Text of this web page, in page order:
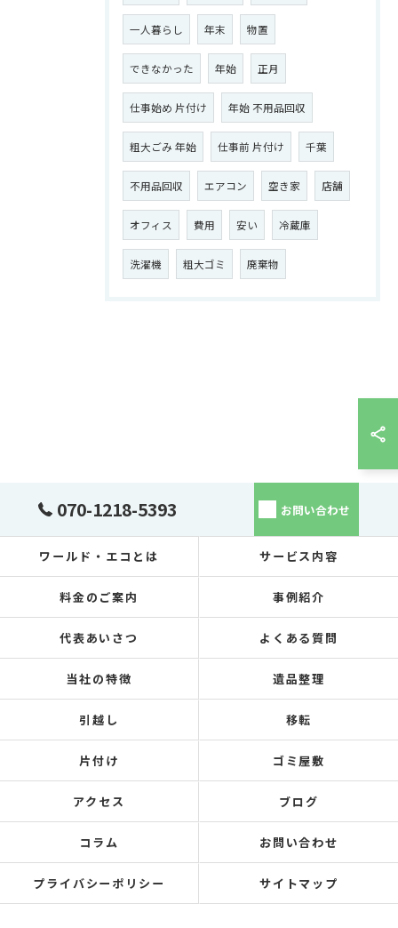
一人暮らし 年末 物置
できなかった 年始 正月
仕事始め 片付け 年始 不用品回収
粗大ごみ 年始 仕事前 片付け 千葉
不用品回収 エアコン 空き家 店舗
オフィス 費用 安い 冷蔵庫
洗濯機 粗大ゴミ 廃棄物
070-1218-5393 お問い合わせ
ワールド・エコとは サービス内容
料金のご案内 事例紹介
代表あいさつ よくある質問
当社の特徴 遺品整理
引越し 移転
片付け ゴミ屋敷
アクセス ブログ
コラム お問い合わせ
プライバシーポリシー サイトマップ